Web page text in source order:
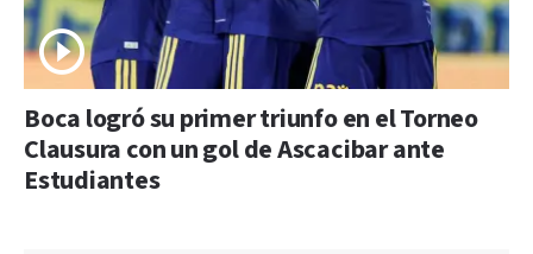
Boca logró su primer triunfo en el Torneo
Clausura con un gol de Ascacibar ante
Estudiantes